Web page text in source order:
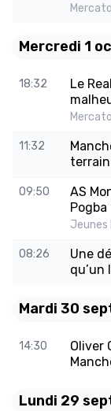
Mercredi 1
18:32
Le
11:32
terrain
09:50
AS
Pogba
Jeunes
08:26
Une
qu’un
Mardi 30
14:30
Oliver
Lundi 29